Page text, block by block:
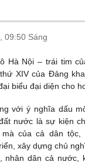
09:50 Sáng
Hà Nội – trái tim
XIV của Đảng
biểu đại diện cho
với ý nghĩa dấu
nước là sự kiện
của cả dân tộc,
xây dựng chủ
nhân dân cả nước,